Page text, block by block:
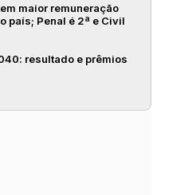
maior remuneração
país; Penal é 2ª e Civil
resultado e prêmios